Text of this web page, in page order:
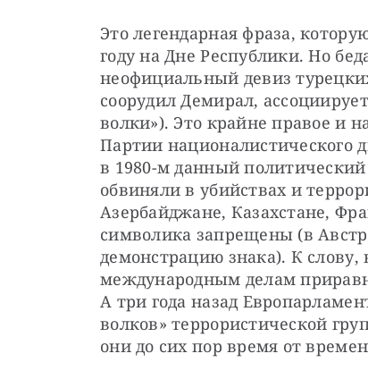
Это легендарная фраза,
году на Дне Республики. Но
неофициальный девиз
соорудил Демирал,
волки»). Это крайне правое и
Партии националистического
в 1980-м данный
обвиняли в убийствах и
Азербайджане, Казахстане,
символика запрещены (в
демонстрацию знака). К слову,
международным делам
А три года назад
волков» террористической
они до сих пор время от